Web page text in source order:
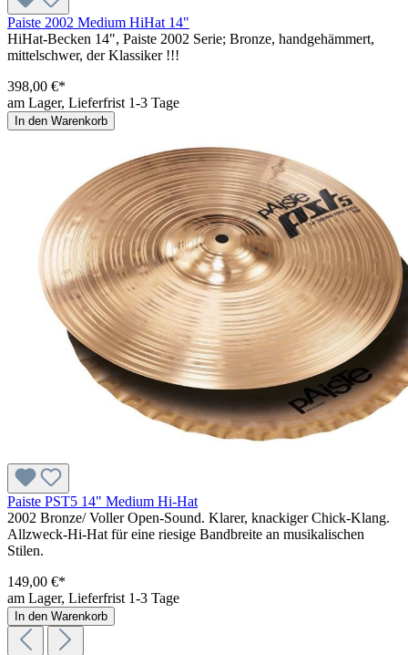
Paiste 2002 Medium HiHat 14"
HiHat-Becken 14", Paiste 2002 Serie; Bronze, handgehämmert,
mittelschwer, der Klassiker !!!
398,00 €*
am Lager, Lieferfrist 1-3 Tage
In den Warenkorb
Paiste PST5 14" Medium Hi-Hat
2002 Bronze/ Voller Open-Sound. Klarer, knackiger Chick-Klang.
Allzweck-Hi-Hat für eine riesige Bandbreite an musikalischen
Stilen.
149,00 €*
am Lager, Lieferfrist 1-3 Tage
In den Warenkorb